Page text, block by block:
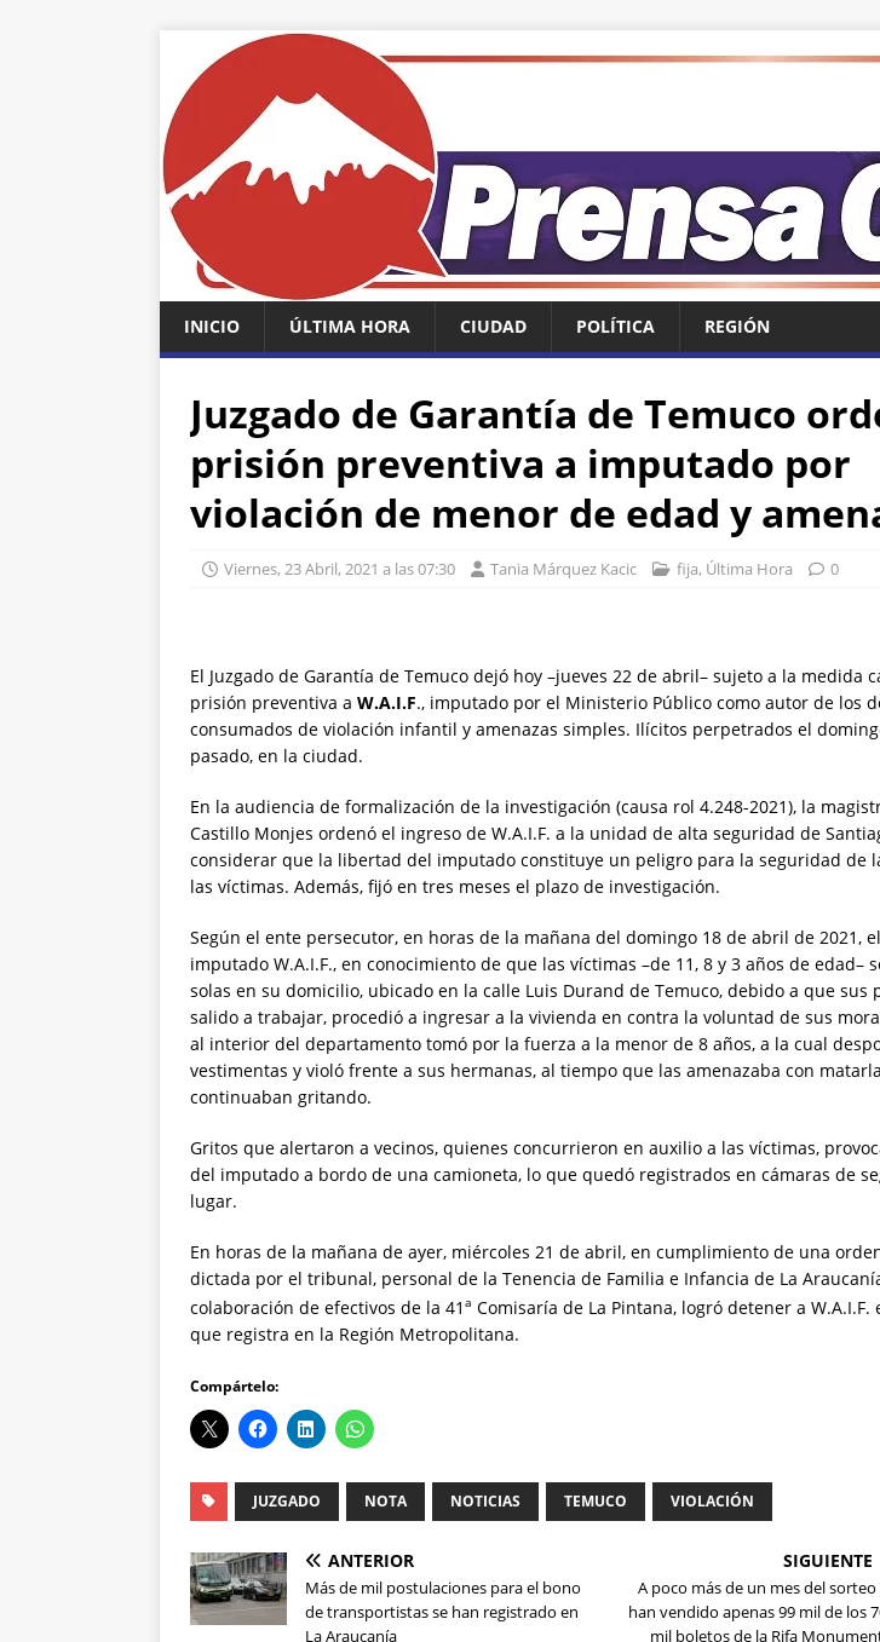
INICIO ÚLTIMA HORA CIUDAD POLÍTICA REGIÓN
Juzgado de Garantía de Temuco
prisión preventiva a imputado por
violación de menor de edad y
Viernes, 23 Abril, 2021 a las 07:30 Tania Márquez Kacic fija, Última Hora 0
El Juzgado de Garantía de Temuco dejó hoy –jueves 22 de abril– sujeto a la medida
prisión preventiva a W.A.I.F., imputado por el Ministerio Público como autor de los
consumados de violación infantil y amenazas simples. Ilícitos perpetrados el
pasado, en la ciudad.
En la audiencia de formalización de la investigación (causa rol 4.248-2021), la
Castillo Monjes ordenó el ingreso de W.A.I.F. a la unidad de alta seguridad de
considerar que la libertad del imputado constituye un peligro para la seguridad de
las víctimas. Además, fijó en tres meses el plazo de investigación.
Según el ente persecutor, en horas de la mañana del domingo 18 de abril de 2021, el
imputado W.A.I.F., en conocimiento de que las víctimas –de 11, 8 y 3 años de edad–
solas en su domicilio, ubicado en la calle Luis Durand de Temuco, debido a que sus
salido a trabajar, procedió a ingresar a la vivienda en contra la voluntad de sus
al interior del departamento tomó por la fuerza a la menor de 8 años, a la cual
vestimentas y violó frente a sus hermanas, al tiempo que las amenazaba con
continuaban gritando.
Gritos que alertaron a vecinos, quienes concurrieron en auxilio a las víctimas,
del imputado a bordo de una camioneta, lo que quedó registrados en cámaras de
lugar.
En horas de la mañana de ayer, miércoles 21 de abril, en cumplimiento de una
dictada por el tribunal, personal de la Tenencia de Familia e Infancia de La
colaboración de efectivos de la 41 a Comisaría de La Pintana, logró detener a
que registra en la Región Metropolitana.
Compártelo:
JUZGADO NOTA NOTICIAS TEMUCO VIOLACIÓN
ANTERIOR
Más de mil postulaciones para el bono
de transportistas se han registrado en
La Araucanía
SIGUIENTE
A poco más de un mes del sorteo
han vendido apenas 99 mil de los
mil boletos de la Rifa